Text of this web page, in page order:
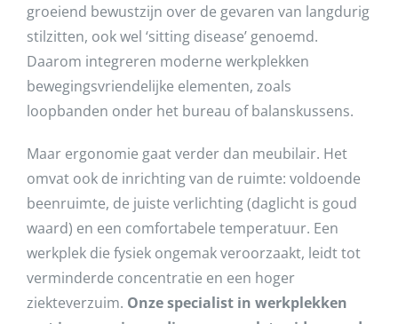
groeiend bewustzijn over de gevaren van langdurig
stilzitten, ook wel ‘sitting disease’ genoemd.
Daarom integreren moderne werkplekken
bewegingsvriendelijke elementen, zoals
loopbanden onder het bureau of balanskussens.
Maar ergonomie gaat verder dan meubilair. Het
omvat ook de inrichting van de ruimte: voldoende
beenruimte, de juiste verlichting (daglicht is goud
waard) en een comfortabele temperatuur. Een
werkplek die fysiek ongemak veroorzaakt, leidt tot
verminderde concentratie en een hoger
ziekteverzuim. Onze specialist in werkplekken